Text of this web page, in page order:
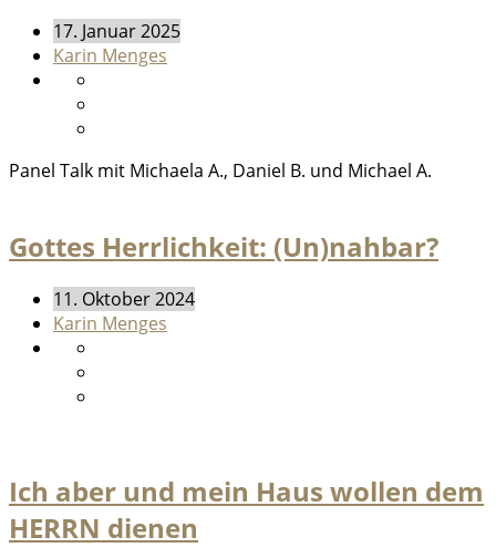
17. Januar 2025
Karin Menges
Panel Talk mit Michaela A., Daniel B. und Michael A.
Gottes Herrlichkeit: (Un)nahbar?
11. Oktober 2024
Karin Menges
Ich aber und mein Haus wollen dem
HERRN dienen